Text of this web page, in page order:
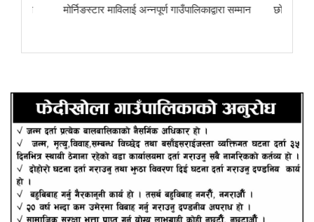
मोर्निङस्टार माविलाई अन्नपूर्ण गाउँपालिकाद्वारा सम्मान छोरेपाटन मा.